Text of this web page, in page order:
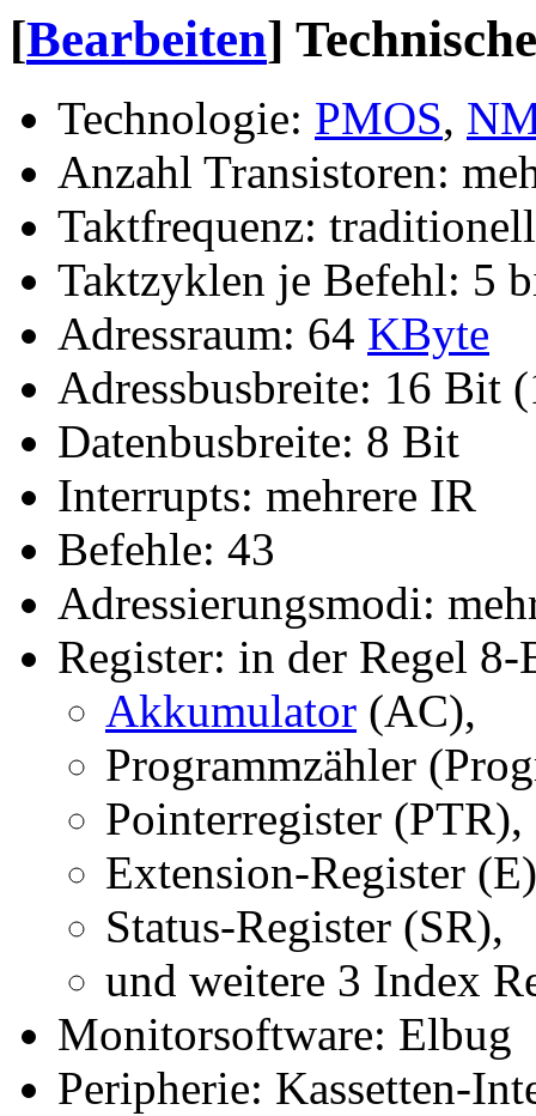
[Bearbeiten]
Technologie: PMOS,
Anzahl Transistoren:
Taktfrequenz:
Taktzyklen je Befehl: 5
Adressraum: 64 KByte
Adressbusbreite: 16 Bit
Datenbusbreite: 8 Bit
Interrupts: mehrere IR
Befehle: 43
Adressierungsmodi:
Register: in der Regel 8-
Akkumulator (AC),
Programmzähler
Pointerregister (PTR),
Extension-Register
Status-Register (SR),
und weitere 3 Index
Monitorsoftware: Elbug
Peripherie: Kassetten-